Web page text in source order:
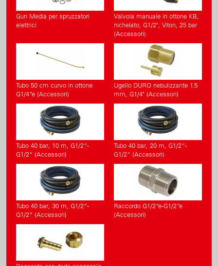
Gun Media per spruzzatori
elettrici
Valvola manuale in ottone KB,
nichelato, G1/2", Viton, 25 bar
(Accessori)
Tubo 50 cm curvo in ottone
G1/4“e (Accessori)
Ugello DURO nebulizzante 1.5
mm, G1/4" (Accessori)
Tubo 40 bar, 10 m, G1/2“-
G1/2“ (Accessori)
Tubo 40 bar, 20 m, G1/2“-
G1/2“ (Accessori)
Tubo 40 bar, 30 m, G1/2“-
G1/2“ (Accessori)
Raccordo G1/2“e-G1/2“e
(Accessori)